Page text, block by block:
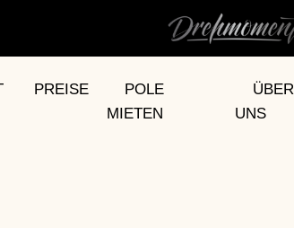
PREISE
POLE
MIETEN
ÜBER
UNS